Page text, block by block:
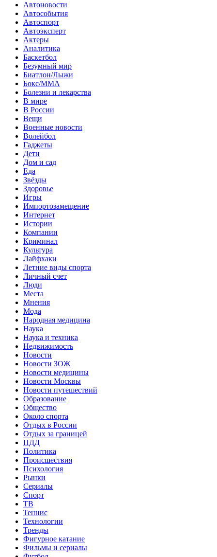
Автоновости
Автособытия
Автоспорт
Автоэксперт
Актеры
Аналитика
Баскетбол
Безумный мир
Биатлон/Лыжи
Бокс/MMA
Болезни и лекарства
В мире
В России
Вещи
Военные новости
Волейбол
Гаджеты
Дети
Дом и сад
Еда
Звёзды
Здоровье
Игры
Импортозамещение
Интернет
Истории
Компании
Криминал
Культура
Лайфхаки
Летние виды спорта
Личный счет
Люди
Места
Мнения
Мода
Народная медицина
Наука
Наука и техника
Недвижимость
Новости
Новости ЗОЖ
Новости медицины
Новости Москвы
Новости путешествий
Образование
Общество
Около спорта
Отдых в России
Отдых за границей
ПДД
Политика
Происшествия
Психология
Рынки
Сериалы
Спорт
ТВ
Теннис
Технологии
Тренды
Фигурное катание
Фильмы и сериалы